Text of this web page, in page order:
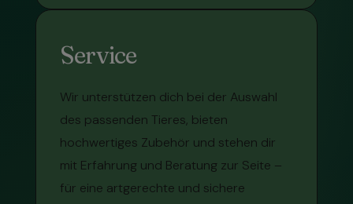
Service
Wir unterstützen dich bei der Auswahl
des passenden Tieres, bieten
hochwertiges Zubehör und stehen dir
mit Erfahrung und Beratung zur Seite –
für eine artgerechte und sichere